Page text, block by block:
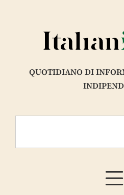
QUOTIDIANO DI